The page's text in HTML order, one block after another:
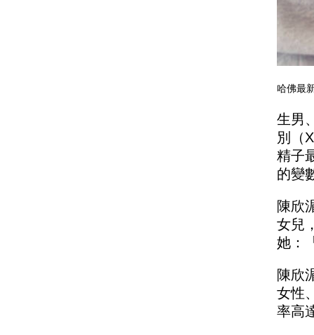
哈佛最
生男
別（
精子
的變
陳欣
女兒
她：
陳欣
女性
率高